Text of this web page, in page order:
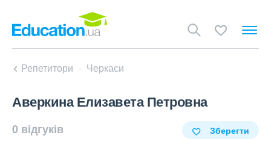
Репетитори Черкаси
Аверкина Елизавета Петровна
0 відгуків Зберегти